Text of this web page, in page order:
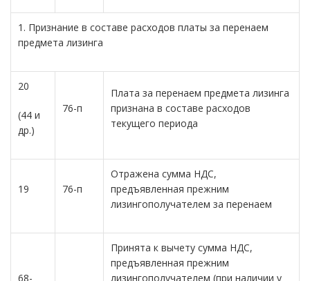
1. Признание в составе расходов платы за перенаем
предмета лизинга
20
(44 и
др.)
76-п
Плата за перенаем предмета лизинга
признана в составе расходов
текущего периода
19 76-п
Отражена сумма НДС,
предъявленная прежним
лизингополучателем за перенаем
68-
Принята к вычету сумма НДС,
предъявленная прежним
лизингополучателем (при наличии у